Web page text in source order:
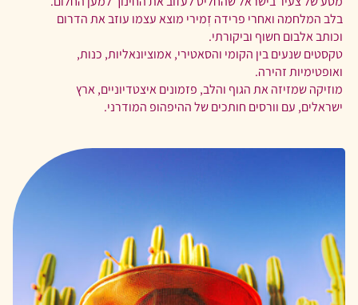
בלב המלחמה ואחרי פרידה זְמירי מוצא עצמו עוזב את הדרום
וכותב אלבום חשוף וביקורתי.
טקסטים שנעים בין הקומי והסאטירי, אמוציונאליות, כנות,
ואופטימיות זהירה.
מוזיקה שמזיזה את הגוף והלב, פזמונים איצטדיוניים, ארץ
ישראלים, עם וורסים חותכים של ההיפהופ המודרני.